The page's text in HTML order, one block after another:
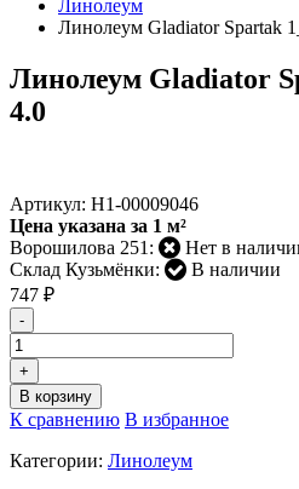
Линолеум
Линолеум Gladiator Spartak
Линолеум Gladiator
4.0
Артикул: Н1-00009046
Цена указана за 1 м²
Ворошилова 251:
Нет в
Склад Кузьмёнки:
В наличии
747 ₽
-
+
В корзину
К сравнению В избранное
Категории: Линолеум